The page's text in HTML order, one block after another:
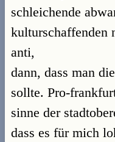
schleichende
kulturschaffenden
anti,
dann, dass man
sollte. Pro-
sinne der
dass es für mich